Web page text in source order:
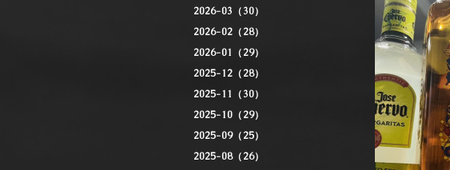
2026-03（30）
2026-02（28）
2026-01（29）
2025-12（28）
2025-11（30）
2025-10（29）
2025-09（25）
2025-08（26）